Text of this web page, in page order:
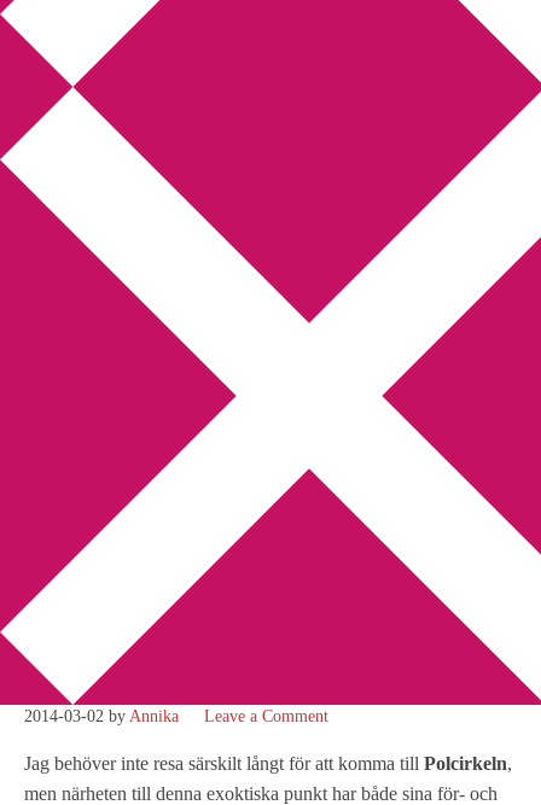
Annikas litteratur-
och kulturblogg
Deckare, kriminalromaner, thrillers
Hem Författarfemman
Webbshop Amazon
Bokbloggsjerka Bloggmaraton
Kriminalroman Min tv-blogg
You are here: Randy Ingermanson
Snö kan vara bra till
mycket – Lär dig varför här!
Snö kan vara bra till mycket
– Lär dig varför här!
2014-03-02 by Annika Leave a Comment
Jag behöver inte resa särskilt långt för att komma till Polcirkeln,
men närheten till denna exoktiska punkt har både sina för- och